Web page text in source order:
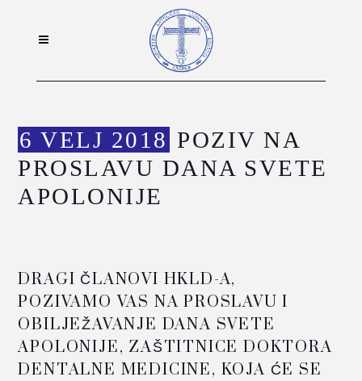
6 VELJ 2018 POZIV NA
PROSLAVU DANA SVETE
APOLONIJE
DRAGI ČLANOVI HKLD-A,
POZIVAMO VAS NA PROSLAVU I
OBILJEŽAVANJE DANA SVETE
APOLONIJE, ZAŠTITNICE DOKTORA
DENTALNE MEDICINE, KOJA ĆE SE